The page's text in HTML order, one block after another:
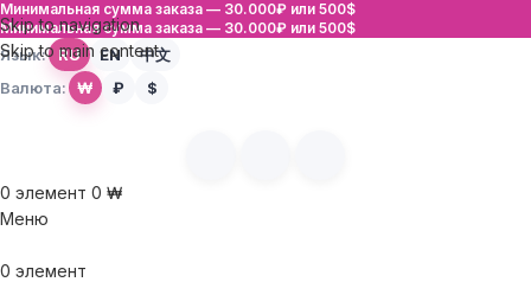
Skip to navigation
Skip to main content
Минимальная сумма заказа — 30.000₽ или 500$
Минимальная сумма заказа — 30.000₽ или 500$
Язык: RU EN
中文
Валюта:
₩ ₽ $
0 элемент 0 ₩
Меню
0 элемент